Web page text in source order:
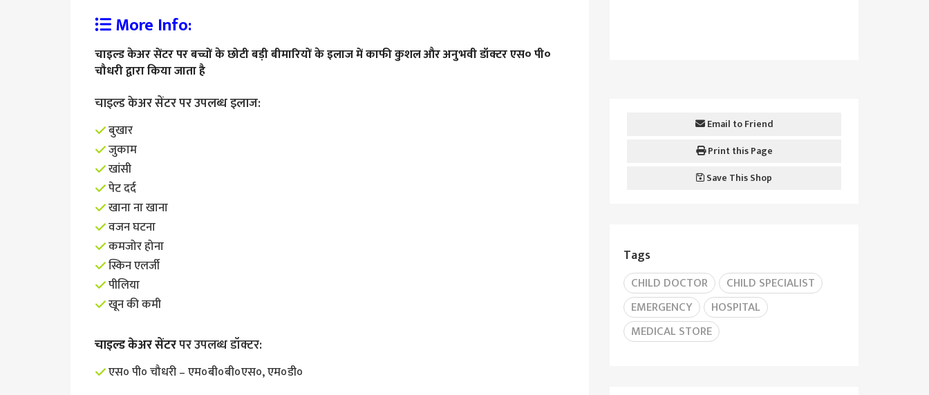
More Info:
चाइल्ड केअर सेंटर पर बच्चों के छोटी बड़ी बीमारियों के इलाज में काफी कुशल और अनुभवी डॉक्टर एस० पी०
चौधरी द्वारा किया जाता है
चाइल्ड केअर सेंटर पर उपलब्ध इलाज:
बुखार
जुकाम
खांसी
पेट दर्द
खाना ना खाना
वजन घटना
कमजोर होना
स्किन एलर्जी
पीलिया
खून की कमी
चाइल्ड केअर सेंटरपर उपलब्ध डॉक्टर:
एस० पी० चौधरी – एम०बी०बी०एस०, एम०डी०
Email to Friend
Print this Page
Save This Shop
Tags
CHILD DOCTOR
CHILD SPECIALIST
EMERGENCY
HOSPITAL
MEDICAL STORE